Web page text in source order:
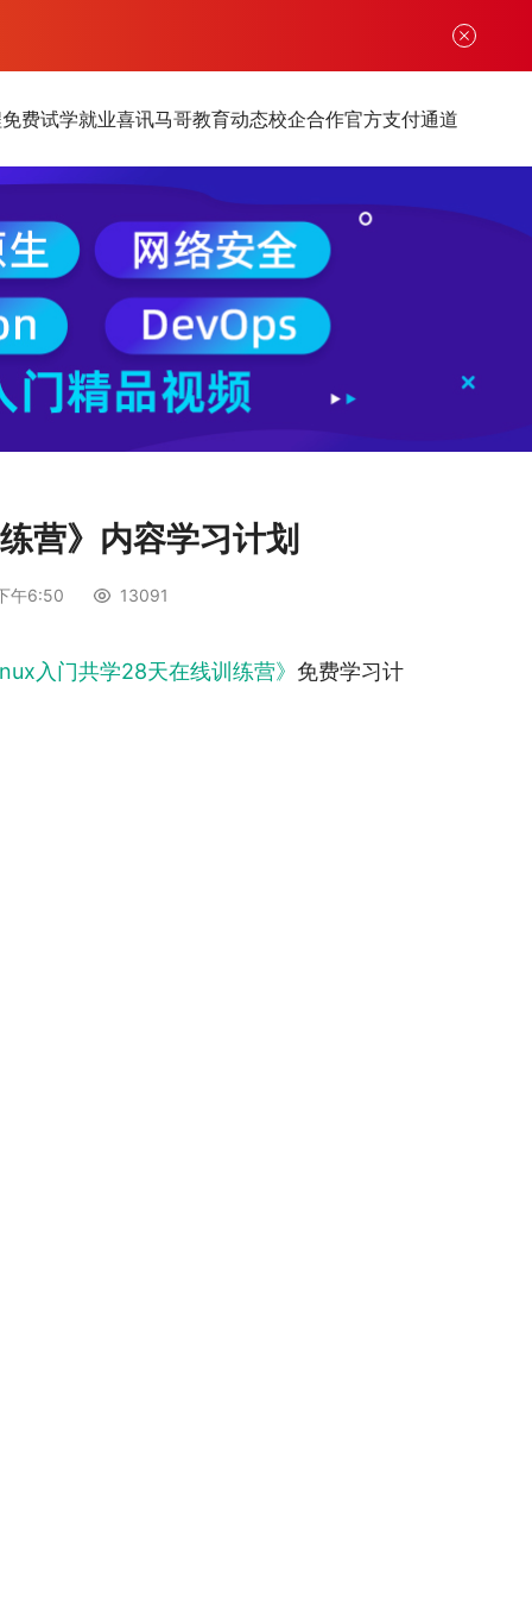
免费试学就业喜讯马哥教育动态校企合作官方支付通道
营》内容学习计划
午6:50 13091
入门共学28天在线训练营》 免费学习计